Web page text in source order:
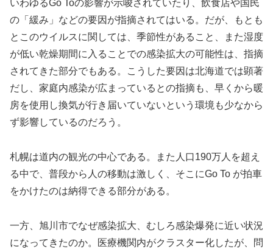
いわゆるGo Toの影響が示唆されていたり、飲食店や国民
の「緩み」などの要因が指摘されてはいる。だが、もとも
とこのウイルスに関しては、季節性があること、また湿度
が低い乾燥期間に入ることでの感染拡大の可能性は、指摘
されてきた部分でもある。
こうした要因は北海道では顕著
だし、家庭内感染が広まっているとの指摘も、早くから暖
房を使用し換気が行き届いていないという環境も少なから
ず影響しているのだろう。
札幌は道内の観光の中心である。また人口190万人を超え
る中で、普段から人の移動は激しく、そこにGo To が拍車
をかけたのは納得できる部分がある。
一方、旭川市でなぜ感染拡大、むしろ感染爆発に近い状況
になってきたのか。医療機関内がクラスター化したが、問